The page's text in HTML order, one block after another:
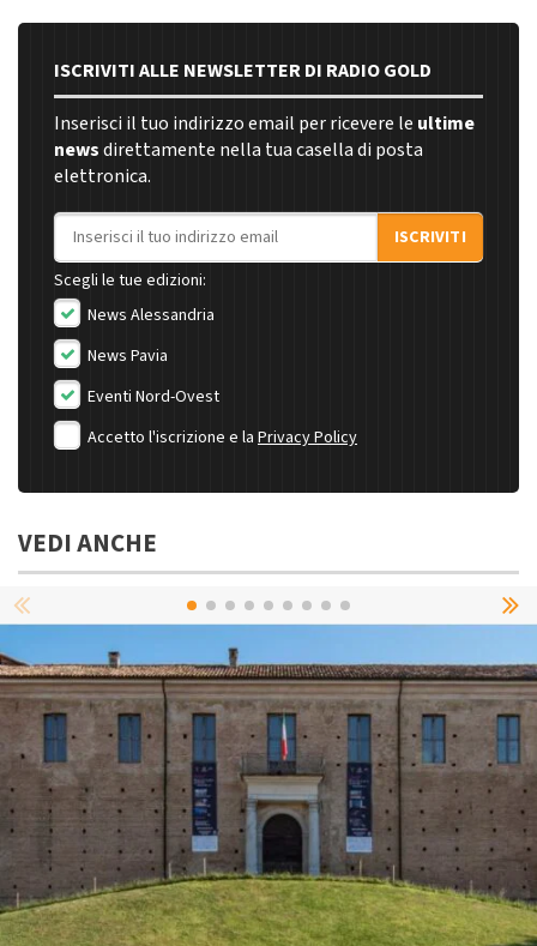
ISCRIVITI ALLE NEWSLETTER DI RADIO GOLD
Inserisci il tuo indirizzo email per ricevere le ultime
newsdirettamente nella tua casella di posta
elettronica.
Indirizzo email
ISCRIVITI
Scegli le tue edizioni:
News Alessandria
News Pavia
Eventi Nord-Ovest
Accetto l'iscrizione e la Privacy Policy
VEDI ANCHE